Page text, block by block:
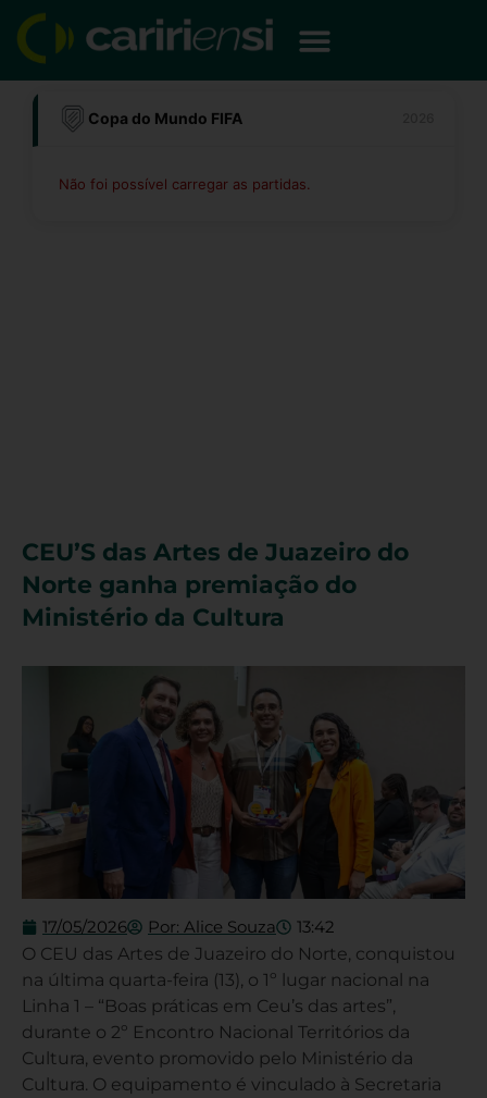
para
conteúdo
Copa do Mundo FIFA
Não foi possível carregar as partidas.
CEU’S das Artes de Juazeiro do
Norte ganha premiação do
Ministério da Cultura
17/05/2026 Por: Alice Souza 13:42
O CEU das Artes de Juazeiro do Norte, conquistou
na última quarta-feira (13), o 1º lugar nacional na
Linha 1 – “Boas práticas em Ceu’s das artes”,
durante o 2º Encontro Nacional Territórios da
Cultura, evento promovido pelo Ministério da
Cultura. O equipamento é vinculado à Secretaria